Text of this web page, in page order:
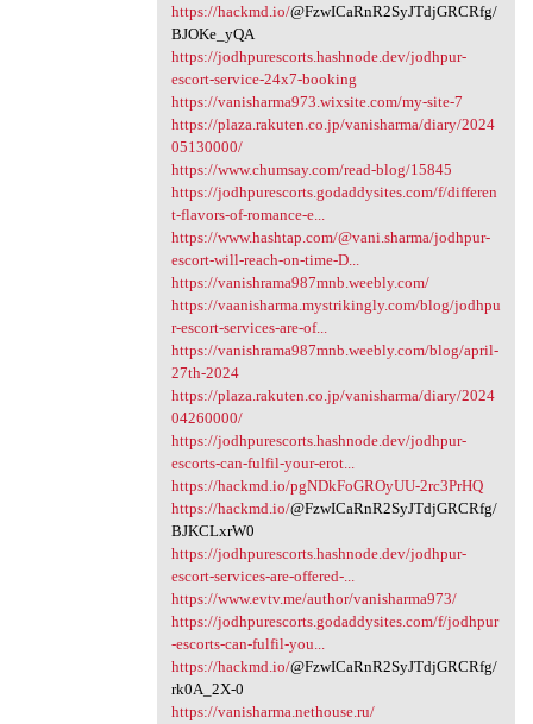
https://hackmd.io/@FzwICaRnR2SyJTdjGRCRfg/
BJOKe_yQA
https://jodhpurescorts.hashnode.dev/jodhpur-
escort-service-24x7-booking
https://vanisharma973.wixsite.com/my-site-7
https://plaza.rakuten.co.jp/vanisharma/diary/2024
05130000/
https://www.chumsay.com/read-blog/15845
https://jodhpurescorts.godaddysites.com/f/differen
t-flavors-of-romance-e...
https://www.hashtap.com/@vani.sharma/jodhpur-
escort-will-reach-on-time-D...
https://vanishrama987mnb.weebly.com/
https://vaanisharma.mystrikingly.com/blog/jodhpu
r-escort-services-are-of...
https://vanishrama987mnb.weebly.com/blog/april-
27th-2024
https://plaza.rakuten.co.jp/vanisharma/diary/2024
04260000/
https://jodhpurescorts.hashnode.dev/jodhpur-
escorts-can-fulfil-your-erot...
https://hackmd.io/pgNDkFoGROyUU-2rc3PrHQ
https://hackmd.io/@FzwICaRnR2SyJTdjGRCRfg/
BJKCLxrW0
https://jodhpurescorts.hashnode.dev/jodhpur-
escort-services-are-offered-...
https://www.evtv.me/author/vanisharma973/
https://jodhpurescorts.godaddysites.com/f/jodhpur
-escorts-can-fulfil-you...
https://hackmd.io/@FzwICaRnR2SyJTdjGRCRfg/
rk0A_2X-0
https://vanisharma.nethouse.ru/